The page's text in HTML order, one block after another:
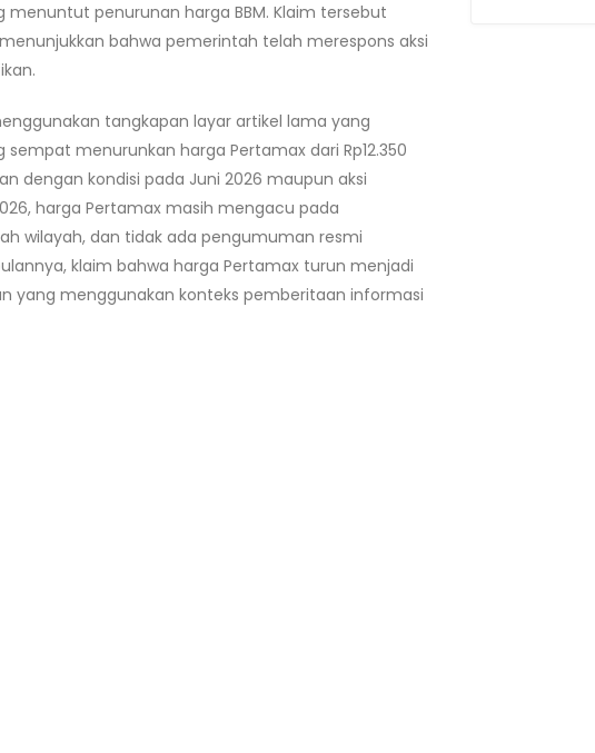
penurunan harga BBM. Klaim tersebut
bahwa pemerintah telah merespons aksi
tangkapan layar artikel lama yang
menurunkan harga Pertamax dari Rp12.350
dengan kondisi pada Juni 2026 maupun aksi
harga Pertamax masih mengacu pada
wilayah, dan tidak ada pengumuman resmi
klaim bahwa harga Pertamax turun menjadi
yang menggunakan konteks pemberitaan informasi